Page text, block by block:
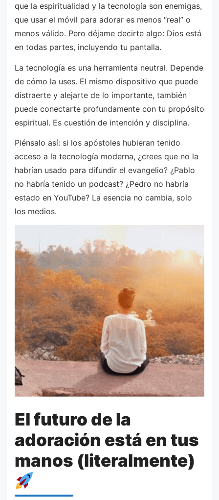
que la espiritualidad y la tecnología son enemigas,
que usar el móvil para adorar es menos “real” o
menos válido. Pero déjame decirte algo: Dios está
en todas partes, incluyendo tu pantalla.
La tecnología es una herramienta neutral. Depende
de cómo la uses. El mismo dispositivo que puede
distraerte y alejarte de lo importante, también
puede conectarte profundamente con tu propósito
espiritual. Es cuestión de intención y disciplina.
Piénsalo así: si los apóstoles hubieran tenido
acceso a la tecnología moderna, ¿crees que no la
habrían usado para difundir el evangelio? ¿Pablo
no habría tenido un podcast? ¿Pedro no habría
estado en YouTube? La esencia no cambia, solo
los medios.
El futuro de la
adoración está en tus
manos (literalmente)